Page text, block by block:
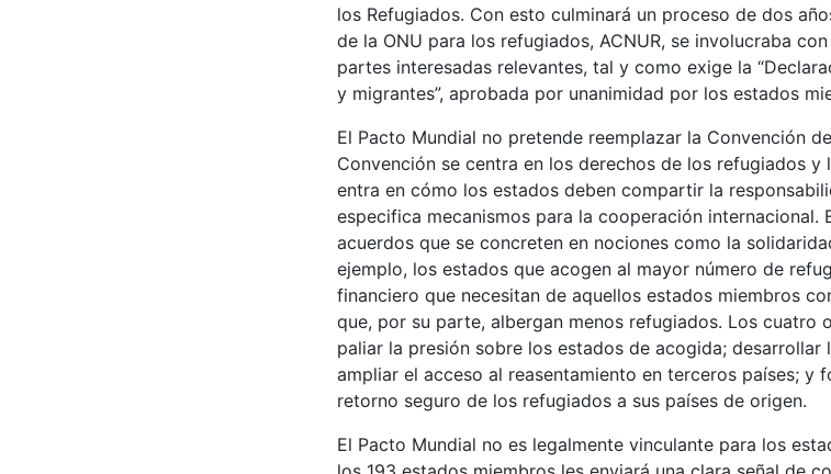
los Refugiados. Con esto culminará un proceso de dos
de la ONU para los refugiados, ACNUR, se involucraba
partes interesadas relevantes, tal y como exige la
y migrantes”, aprobada por unanimidad por los estados
El Pacto Mundial no pretende reemplazar la Convención
Convención se centra en los derechos de los refugiados
entra en cómo los estados deben compartir la
especifica mecanismos para la cooperación internacional.
acuerdos que se concreten en nociones como la
ejemplo, los estados que acogen al mayor número de
financiero que necesitan de aquellos estados miembros
que, por su parte, albergan menos refugiados. Los cuatro
paliar la presión sobre los estados de acogida;
ampliar el acceso al reasentamiento en terceros países; y
retorno seguro de los refugiados a sus países de origen.
El Pacto Mundial no es legalmente vinculante para los